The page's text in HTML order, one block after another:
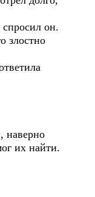
он.
злостно
их найти.